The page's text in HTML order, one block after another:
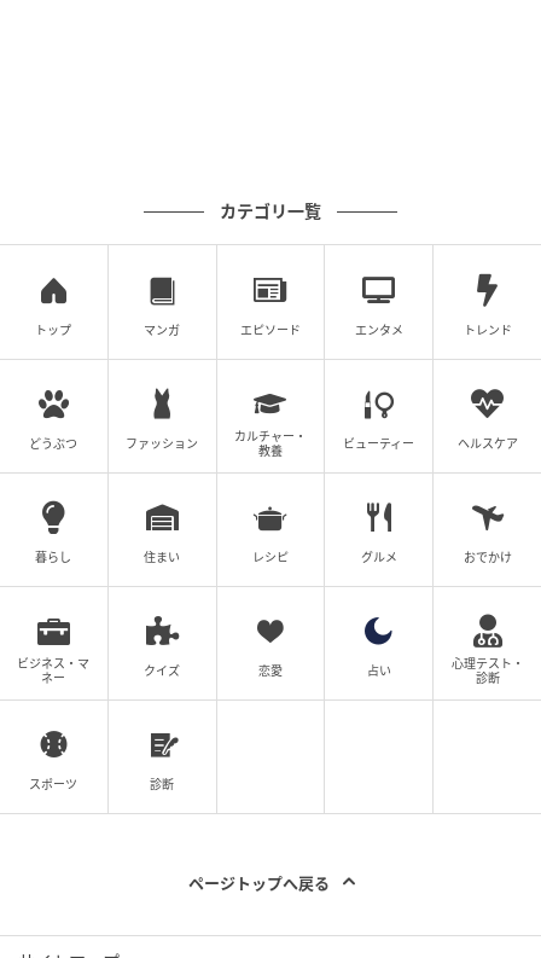
カテゴリ一覧
トップ マンガ エピソード エンタメ トレンド
どうぶつ ファッション
カルチャー・
教養
ビューティー ヘルスケア
暮らし 住まい レシピ グルメ おでかけ
ビジネス・マ
ネー
クイズ 恋愛 占い
心理テスト・
診断
スポーツ 診断
ページトップへ戻る